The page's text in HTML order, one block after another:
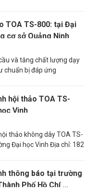
TOA TS-800: tại Đại
cơ sở Quảng Ninh
và tăng chất lượng dạy
chuẩn bị đáp ứng
hội thảo TOA TS-
Vinh
thảo không dây TOA TS-
Đại học Vinh Địa chỉ: 182
thông báo tại trường
Phố Hồ Chí ...